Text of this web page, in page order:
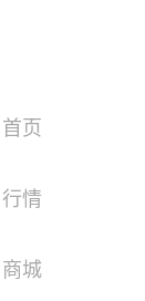
首页
行情
商城